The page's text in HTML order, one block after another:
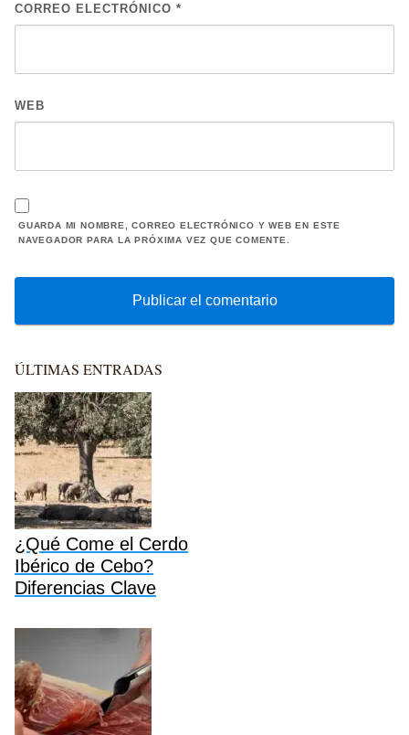
CORREO ELECTRÓNICO *
WEB
GUARDA MI NOMBRE, CORREO ELECTRÓNICO Y WEB EN ESTE
NAVEGADOR PARA LA PRÓXIMA VEZ QUE COMENTE.
ÚLTIMAS ENTRADAS
¿Qué Come el Cerdo
Ibérico de Cebo?
Diferencias Clave